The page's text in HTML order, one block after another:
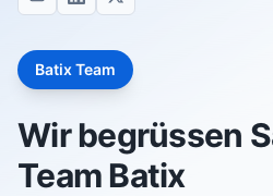
Batix Team
Wir begrüssen
Team Batix